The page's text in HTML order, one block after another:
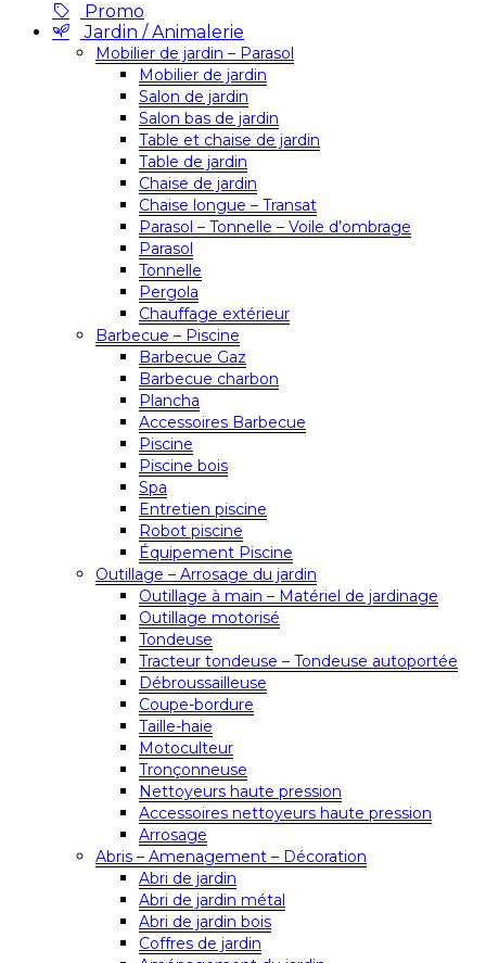
Promo
Jardin / Animalerie
Mobilier de jardin – Parasol
Mobilier de jardin
Salon de jardin
Salon bas de jardin
Table et chaise de jardin
Table de jardin
Chaise de jardin
Chaise longue – Transat
Parasol – Tonnelle – Voile d’ombrage
Parasol
Tonnelle
Pergola
Chauffage extérieur
Barbecue – Piscine
Barbecue Gaz
Barbecue charbon
Plancha
Accessoires Barbecue
Piscine
Piscine bois
Spa
Entretien piscine
Robot piscine
Équipement Piscine
Outillage – Arrosage du jardin
Outillage à main – Matériel de jardinage
Outillage motorisé
Tondeuse
Tracteur tondeuse – Tondeuse autoportée
Débroussailleuse
Coupe-bordure
Taille-haie
Motoculteur
Tronçonneuse
Nettoyeurs haute pression
Accessoires nettoyeurs haute pression
Arrosage
Abris – Amenagement – Décoration
Abri de jardin
Abri de jardin métal
Abri de jardin bois
Coffres de jardin